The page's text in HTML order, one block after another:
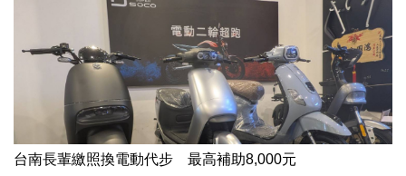
台南長輩繳照換電動代步 最高補助8,000元